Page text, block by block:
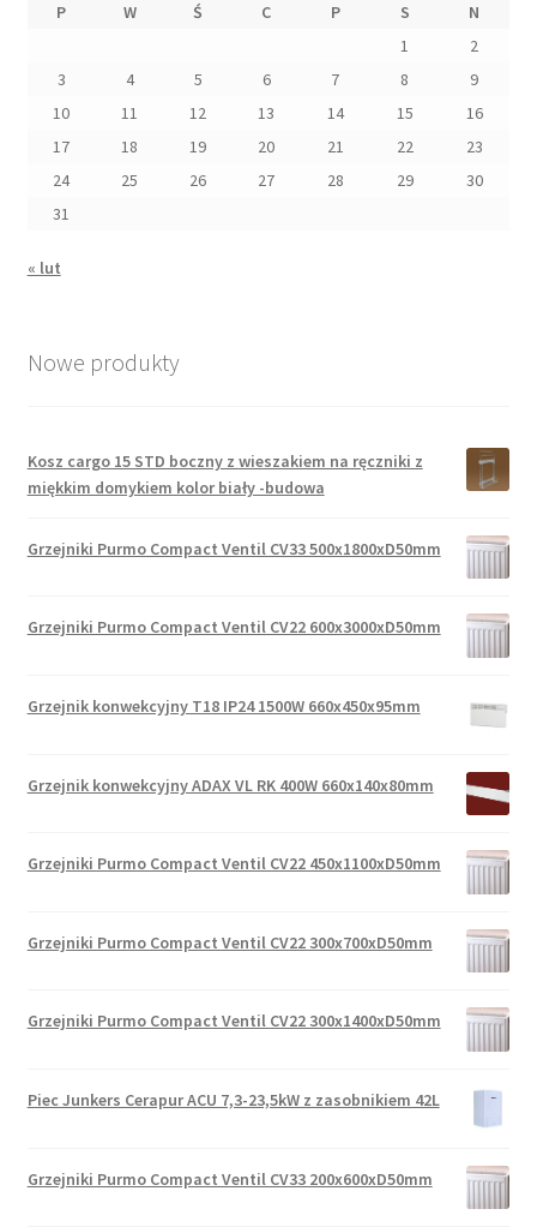
P W Ś C P S
N
1
2
3
4 5 6 7 8
9
10
11 12 13 14 15
16
17
18 19 20 21 22
23
24
25 26 27 28 29
30
31
« lut
Nowe produkty
Kosz cargo 15 STD boczny z wieszakiem na ręczniki z
miękkim domykiem kolor biały -budowa
Grzejniki Purmo Compact Ventil CV33 500x1800xD50mm
Grzejniki Purmo Compact Ventil CV22 600x3000xD50mm
Grzejnik konwekcyjny T18 IP24 1500W 660x450x95mm
Grzejnik konwekcyjny ADAX VL RK 400W 660x140x80mm
Grzejniki Purmo Compact Ventil CV22 450x1100xD50mm
Grzejniki Purmo Compact Ventil CV22 300x700xD50mm
Grzejniki Purmo Compact Ventil CV22 300x1400xD50mm
Piec Junkers Cerapur ACU 7,3-23,5kW z zasobnikiem 42L
Grzejniki Purmo Compact Ventil CV33 200x600xD50mm